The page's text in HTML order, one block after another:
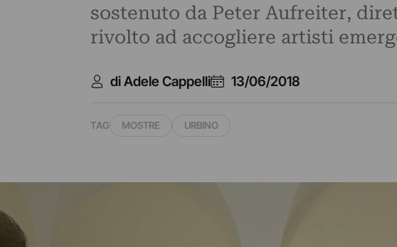
sostenuto da Peter Aufreiter,
rivolto ad accogliere artisti
di Adele Cappelli 13/06/2018
TAG MOSTRE URBINO